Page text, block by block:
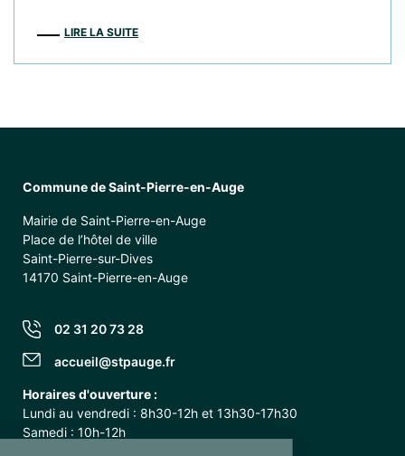
LIRE LA SUITE
Commune de Saint-Pierre-en-Auge
Mairie de Saint-Pierre-en-Auge
Place de l’hôtel de ville
Saint-Pierre-sur-Dives
14170 Saint-Pierre-en-Auge
02 31 20 73 28
accueil@stpauge.fr
Horaires d'ouverture :
Lundi au vendredi : 8h30-12h et 13h30-17h30
Samedi : 10h-12h